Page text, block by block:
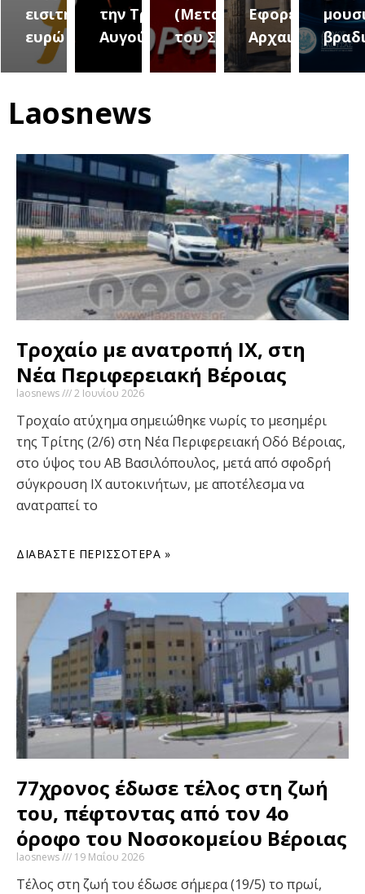
εισιτήριο 2
ευρώ
την Τρίτη 18
Αυγούστου
(Μεταμόρφωση
του Σωτήρος)
Εφορεία
Αρχαιοτήτων
Laosnews
Τροχαίο με ανατροπή ΙΧ, στη
Νέα Περιφερειακή Βέροιας
laosnews 2 Ιουνίου 2026
Τροχαίο ατύχημα σημειώθηκε νωρίς το μεσημέρι
της Τρίτης (2/6) στη Νέα Περιφερειακή Οδό Βέροιας,
στο ύψος του ΑΒ Βασιλόπουλος, μετά από σφοδρή
σύγκρουση ΙΧ αυτοκινήτων, με αποτέλεσμα να
ανατραπεί το
ΔΙΑΒΆΣΤΕ ΠΕΡΙΣΣΌΤΕΡΑ »
77χρονος έδωσε τέλος στη ζωή
του, πέφτοντας από τον 4ο
όροφο του Νοσοκομείου Βέροιας
laosnews 19 Μαΐου 2026
Τέλος στη ζωή του έδωσε σήμερα (19/5) το πρωί,